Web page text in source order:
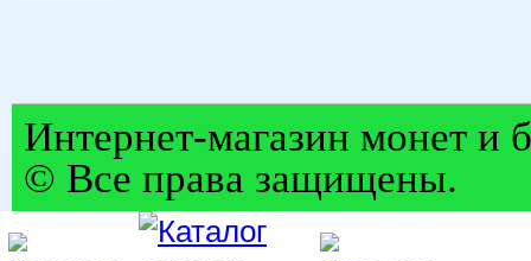
Интернет-магазин монет и
© Все права защищены.